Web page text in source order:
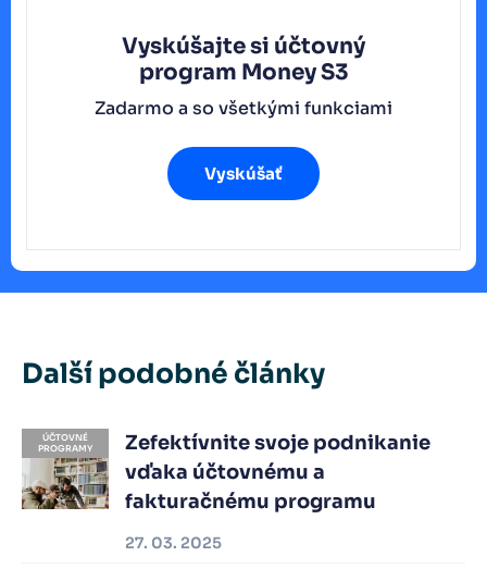
Vyskúšajte si účtovný
program Money S3
Zadarmo a so všetkými funkciami
Vyskúšať
Další podobné články
ÚČTOVNÉ
PROGRAMY
Zefektívnite svoje podnikanie
vďaka účtovnému a
fakturačnému programu
27. 03. 2025